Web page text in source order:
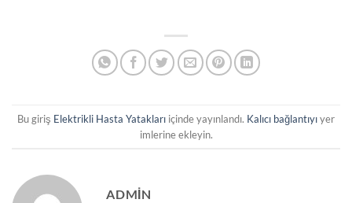
Bu giriş Elektrikli Hasta Yatakları içinde yayınlandı. Kalıcı bağlantıyıyer
imlerine ekleyin.
ADMIN